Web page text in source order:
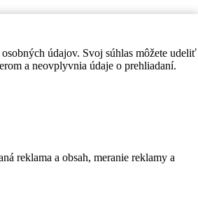
údajov. Svoj súhlas môžete udeliť
a neovplyvnia údaje o prehliadaní.
reklama a obsah, meranie reklamy a